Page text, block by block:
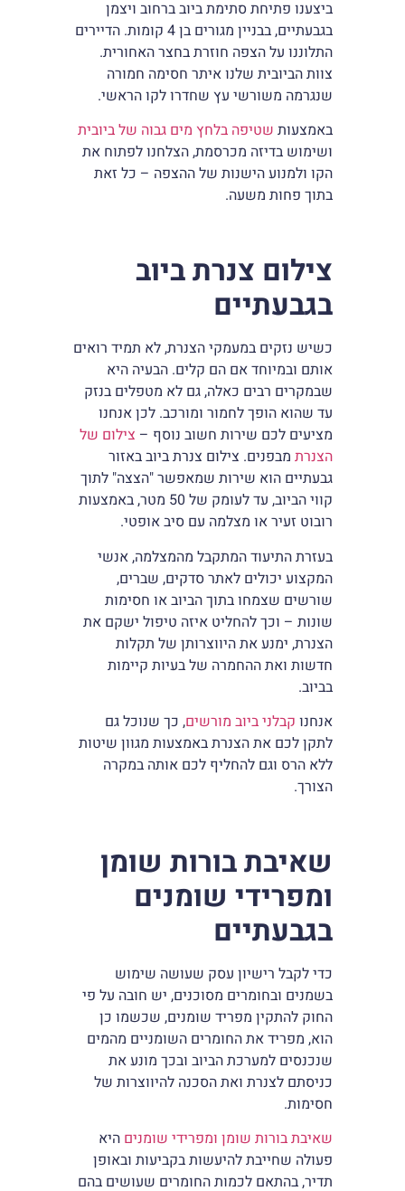
ביצענו פתיחת סתימת ביוב ברחוב ויצמן
בגבעתיים, בבניין מגורים בן 4 קומות. הדיירים
התלוננו על הצפה חוזרת בחצר האחורית.
צוות הביובית שלנו איתר חסימה חמורה
שנגרמה משורשי עץ שחדרו לקו הראשי.
באמצעות שטיפה בלחץ מים גבוה של ביובית
ושימוש בדיזה מכרסמת, הצלחנו לפתוח את
הקו ולמנוע הישנות של ההצפה – כל זאת
בתוך פחות משעה.
צילום צנרת ביוב
בגבעתיים
כשיש נזקים במעמקי הצנרת, לא תמיד רואים
אותם ובמיוחד אם הם קלים. הבעיה היא
שבמקרים רבים כאלה, גם לא מטפלים בנזק
עד שהוא הופך לחמור ומורכב. לכן אנחנו
מציעים לכם שירות חשוב נוסף – צילום של
הצנרתמבפנים. צילום צנרת ביוב באזור
גבעתיים הוא שירות שמאפשר "הצצה" לתוך
קווי הביוב, עד לעומק של 50 מטר, באמצעות
רובוט זעיר או מצלמה עם סיב אופטי.
בעזרת התיעוד המתקבל מהמצלמה, אנשי
המקצוע יכולים לאתר סדקים, שברים,
שורשים שצמחו בתוך הביוב או חסימות
שונות – וכך להחליט איזה טיפול ישקם את
הצנרת, ימנע את היווצרותן של תקלות
חדשות ואת ההחמרה של בעיות קיימות
בביוב.
אנחנו קבלני ביוב מורשים, כך שנוכל גם
לתקן לכם את הצנרת באמצעות מגוון שיטות
ללא הרס וגם להחליף לכם אותה במקרה
הצורך.
שאיבת בורות שומן
ומפרידי שומנים
בגבעתיים
כדי לקבל רישיון עסק שעושה שימוש
בשמנים ובחומרים מסוכנים, יש חובה על פי
החוק להתקין מפריד שומנים, שכשמו כן
הוא, מפריד את החומרים השומניים מהמים
שנכנסים למערכת הביוב ובכך מונע את
כניסתם לצנרת ואת הסכנה להיווצרות של
חסימות.
שאיבת בורות שומן ומפרידי שומנים היא
פעולה שחייבת להיעשות בקביעות ובאופן
תדיר, בהתאם לכמות החומרים שעושים בהם